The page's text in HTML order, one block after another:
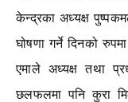
केन्द्रका अध्यक्ष
घोषणा गर्ने दिनको
एमाले अध्यक्ष तथा
छलफलमा पनि कुरा